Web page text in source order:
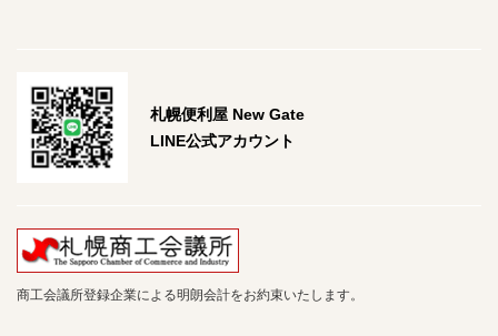
札幌便利屋 New Gate
LINE公式アカウント
商工会議所登録企業による明朗会計をお約束いたします。